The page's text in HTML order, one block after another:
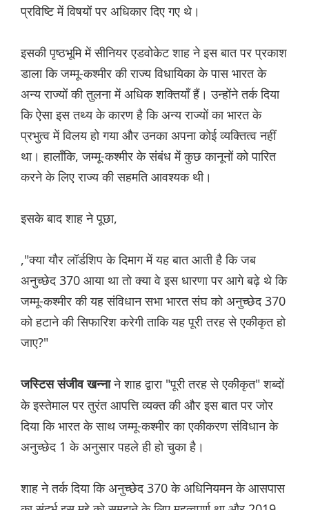
प्रविष्टि में विषयों पर अधिकार दिए गए थे।
इसकी पृष्ठभूमि में सीनियर एडवोकेट शाह ने इस बात पर प्रकाश
डाला कि जम्मू-कश्मीर की राज्य विधायिका के पास भारत के
अन्य राज्यों की तुलना में अधिक शक्तियाँ हैं। उन्होंने तर्क दिया
कि ऐसा इस तथ्य के कारण है कि अन्य राज्यों का भारत के
प्रभुत्व में विलय हो गया और उनका अपना कोई व्यक्तित्व नहीं
था। हालाँकि, जम्मू-कश्मीर के संबंध में कुछ कानूनों को पारित
करने के लिए राज्य की सहमति आवश्यक थी।
इसके बाद शाह ने पूछा,
,"क्या यौर लॉर्डशिप के दिमाग में यह बात आती है कि जब
अनुच्छेद 370 आया था तो क्या वे इस धारणा पर आगे बढ़े थे कि
जम्मू-कश्मीर की यह संविधान सभा भारत संघ को अनुच्छेद 370
को हटाने की सिफारिश करेगी ताकि यह पूरी तरह से एकीकृत हो
जाए?"
जस्टिस संजीव खन्नाने शाह द्वारा "पूरी तरह से एकीकृत" शब्दों
के इस्तेमाल पर तुरंत आपत्ति व्यक्त की और इस बात पर जोर
दिया कि भारत के साथ जम्मू-कश्मीर का एकीकरण संविधान के
अनुच्छेद 1 के अनुसार पहले ही हो चुका है।
शाह ने तर्क दिया कि अनुच्छेद 370 के अधिनियमन के आसपास